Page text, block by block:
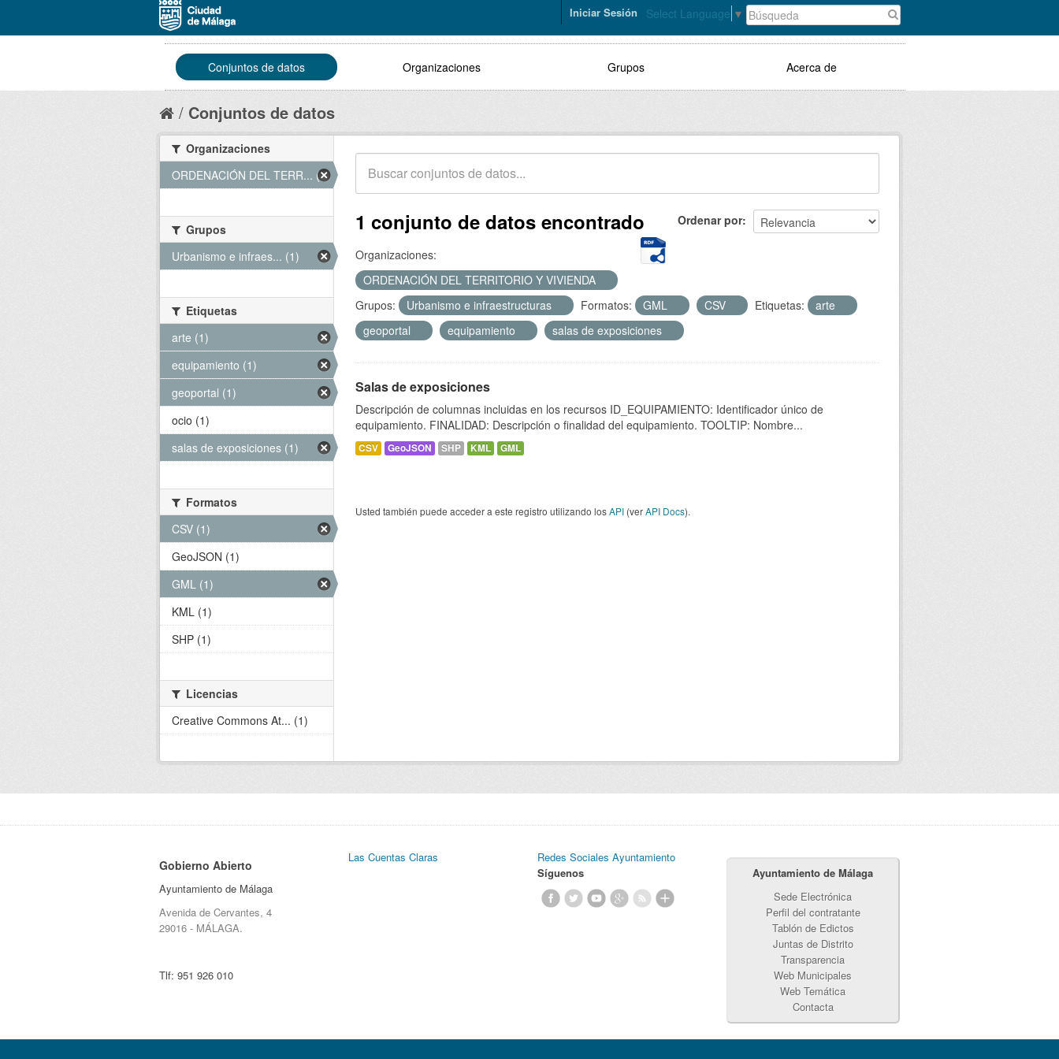
Select Language ▼
Iniciar Sesión
Conjuntos de datos Organizaciones Grupos Acerca de
Conjuntos de datos
Ordenar por
1 conjunto de datos encontrado
Organizaciones:
ORDENACIÓN DEL TERRITORIO Y VIVIENDA
Grupos:
Urbanismo e infraestructuras Formatos: GML CSV Etiquetas:
arte
geoportal
equipamiento salas de exposiciones
Salas de exposiciones
Descripción de columnas incluidas en los recursos ID_EQUIPAMIENTO: Identificador único de
equipamiento. FINALIDAD: Descripción o finalidad del equipamiento. TOOLTIP: Nombre...
CSV GeoJSON SHP KML GML
Usted también puede acceder a este registro utilizando losAPI (verAPI Docs).
Organizaciones
ORDENACIÓN DEL TERR... (1)
Grupos
Urbanismo e infraes... (1)
Etiquetas
arte (1)
equipamiento (1)
geoportal (1)
ocio (1)
salas de exposiciones (1)
Formatos
CSV (1)
GeoJSON (1)
GML (1)
KML (1)
SHP (1)
Licencias
Creative Commons At... (1)
Gobierno Abierto
Ayuntamiento de Málaga
Avenida de Cervantes, 4
29016 - MÁLAGA.
Tlf: 951 926 010
Las Cuentas Claras
Redes Sociales Ayuntamiento
Síguenos
Ayuntamiento de Málaga
Sede Electrónica
Perfil del contratante
Tablón de Edictos
Juntas de Distrito
Transparencia
Web Municipales
Web Temática
Contacta